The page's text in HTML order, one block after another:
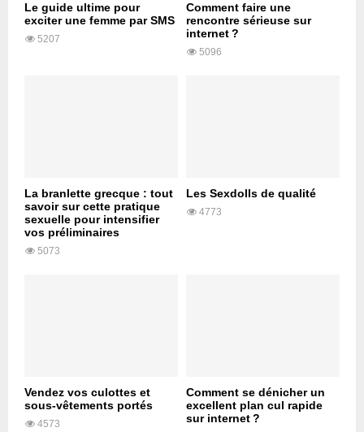
Le guide ultime pour
exciter une femme par SMS
5207
Comment faire une
rencontre sérieuse sur
internet ?
5096
La branlette grecque : tout
savoir sur cette pratique
sexuelle pour intensifier
vos préliminaires
5073
Les Sexdolls de qualité
4773
Vendez vos culottes et
sous-vêtements portés
4573
Comment se dénicher un
excellent plan cul rapide
sur internet ?